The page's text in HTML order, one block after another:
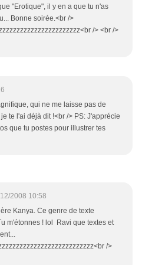
"Erotique", il y en a que tu n'as
Bonne soirée.<br />
/> <br />
qui ne me laisse pas de
te l'ai déjà dit !<br /> PS: J'apprécie
que tu postes pour illustrer tes
2008 10:58
Kanya. Ce genre de texte
m'étonnes ! lol Ravi que textes et
/>